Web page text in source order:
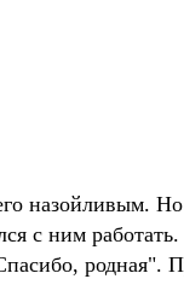
назойливым.
с ним
родная".